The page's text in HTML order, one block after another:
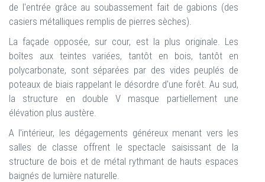
de l'entrée grâce au soubassement fait de gabions (des
casiers métalliques remplis de pierres sèches).
La façade opposée, sur cour, est la plus originale. Les
boîtes aux teintes variées, tantôt en bois, tantôt en
polycarbonate, sont séparées par des vides peuplés de
poteaux de biais rappelant le désordre d'une forêt. Au sud,
la structure en double V masque partiellement une
élévation plus austère.
A l'intérieur, les dégagements généreux menant vers les
salles de classe offrent le spectacle saisissant de la
structure de bois et de métal rythmant de hauts espaces
baignés de lumière naturelle.